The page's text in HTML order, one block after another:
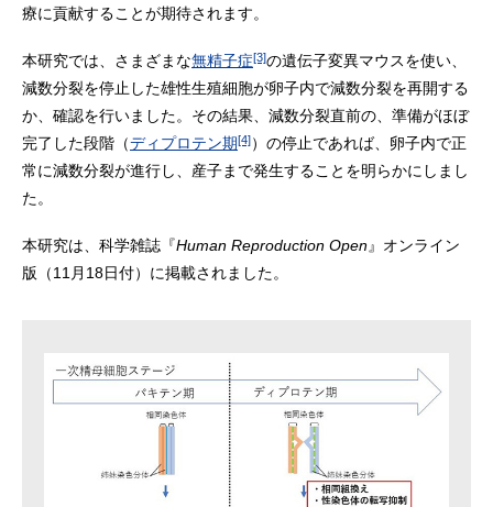
療に貢献することが期待されます。
本研究では、さまざまな無精子症[3]の遺伝子変異マウスを使い、
減数分裂を停止した雄性生殖細胞が卵子内で減数分裂を再開する
か、確認を行いました。その結果、減数分裂直前の、準備がほぼ
完了した段階（ディプロテン期[4]）の停止であれば、卵子内で正
常に減数分裂が進行し、産子まで発生することを明らかにしまし
た。
本研究は、科学雑誌『Human Reproduction Open』オンライン
版（11月18日付）に掲載されました。